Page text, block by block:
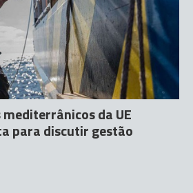
da UE
para discutir gestão